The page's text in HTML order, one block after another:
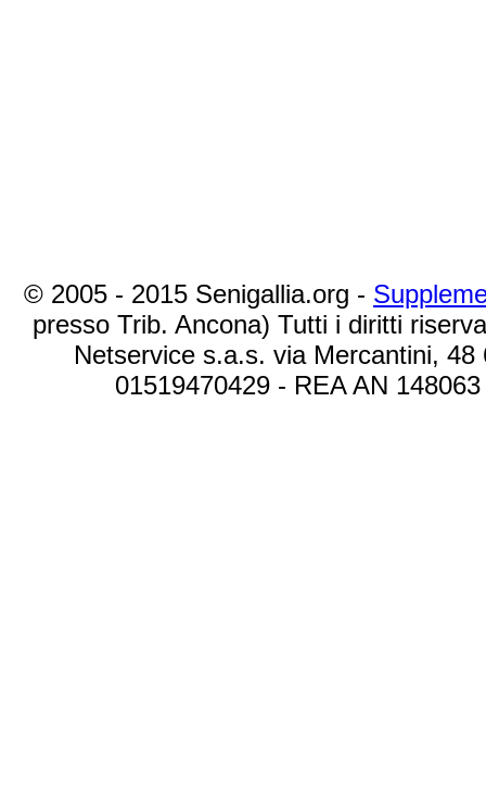
© 2005 - 2015 Senigallia.org -
presso Trib. Ancona) Tutti i diritti
Netservice s.a.s. via Mercantini,
01519470429 - REA AN